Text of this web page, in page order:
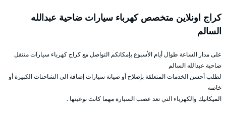
كراج اونلاين متخصص كهرباء سيارات ضاحية عبدالله
السالم
على مدار الساعة طوال أيام الأسبوع بإمكانكم التواصل مع كراج كهرباء سيارات متنقل
ضاحية عبدالله السالم
لطلب أحسن الخدمات المتعلقة بإصلاح أو صيانة سيارات إضافة الى الشاحنات الكبيرة أو
خاصة
الميكانيك والكهرباء التي تعد عصب السيارة مهما كانت نوعيتها .